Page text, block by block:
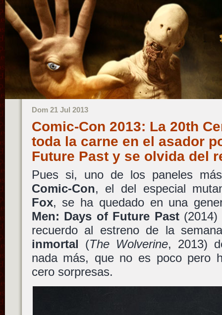
Dom 21 Jul 2013
Comic-Con 2013: La 20th
toda la carne en el asador
Future Past y se olvida del
Pues si, uno de los paneles
Comic-Con, el del especial
Fox, se ha quedado en una
Men: Days of Future Past
recuerdo al estreno de la
inmortal (The Wolverine, 2013)
nada más, que no es poco pero
cero sorpresas.